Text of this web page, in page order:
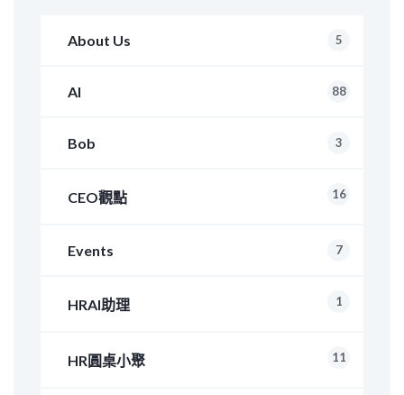
About Us 5
AI 88
Bob 3
CEO觀點 16
Events 7
HRAI助理 1
HR圓桌小聚 11